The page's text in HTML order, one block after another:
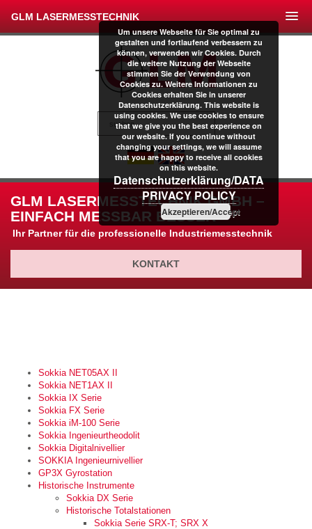
GLM LASERMESSTECHNIK
GLM LASERMESSTECHNIK GMBH –
EINFACH MESSBAR BESSER
Ihr Partner für die professionelle Industriemesstechnik
KONTAKT
Sokkia NET05AX II
Sokkia NET1AX II
Sokkia IX Serie
Sokkia FX Serie
Sokkia iM-100 Serie
Sokkia Ingenieurtheodolit
Sokkia Digitalnivellier
SOKKIA Ingenieurnivellier
GP3X Gyrostation
Historische Instrumente
Sokkia DX Serie
Historische Totalstationen
Sokkia Serie SRX-T; SRX X
Um unsere Webseite für Sie optimal zu
gestalten und fortlaufend verbessern zu
können, verwenden wir Cookies. Durch
die weitere Nutzung der Webseite
stimmen Sie der Verwendung von
Cookies zu. Weitere Informationen zu
Cookies erhalten Sie in unserer
Datenschutzerklärung. This website is
using cookies. We use cookies to ensure
that we give you the best experience on
our website. If you continue without
changing your settings, we will assume
that you are happy to receive all cookies
on this website.
Datenschutzerklärung/DATA
PRIVACY POLICY
Akzeptieren/Accept